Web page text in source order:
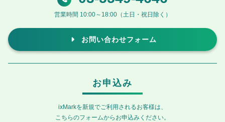
営業時間 10:00～18:00（土日・祝日除く）
お問い合わせフォーム
お申込み
ixMarkを新規でご利用されるお客様は、
こちらのフォームからお申込みください。